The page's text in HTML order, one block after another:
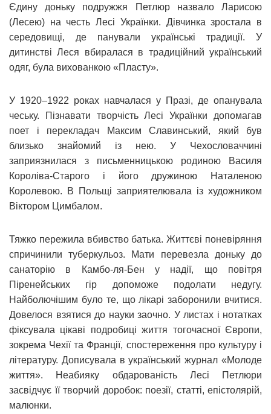
Єдину доньку подружжя Петлюр назвало Ларисою
(Лесею) на честь Лесі Українки. Дівчинка зростала в
середовищі, де панували українські традиції. У
дитинстві Леся вбиралася в традиційний український
одяг, була вихованкою «Пласту».
У 1920‒1922 роках навчалася у Празі, де опанувала
чеську. Пізнавати творчість Лесі Українки допомагав
поет і перекладач Максим Славинський, який був
близько знайомий із нею. У Чехословаччині
заприязнилася з письменницькою родиною Василя
Короліва-Старого і його дружиною Наталеною
Королевою. В Польщі заприятелювала із художником
Віктором Цимбалом.
Тяжко пережила вбивство батька. Життєві поневіряння
спричинили туберкульоз. Мати перевезла доньку до
санаторію в Камбо-ля-Бен у надії, що повітря
Піренейських гір допоможе подолати недугу.
Найболючішим було те, що лікарі заборонили вчитися.
Довелося взятися до науки заочно. У листах і нотатках
фіксувала цікаві подробиці життя тогочасної Європи,
зокрема Чехії та Франції, спостереження про культуру і
літературу. Дописувала в український журнал «Молоде
життя». Неабияку обдарованість Лесі Петлюри
засвідчує її творчий доробок: поезії, статті, епістолярій,
малюнки.